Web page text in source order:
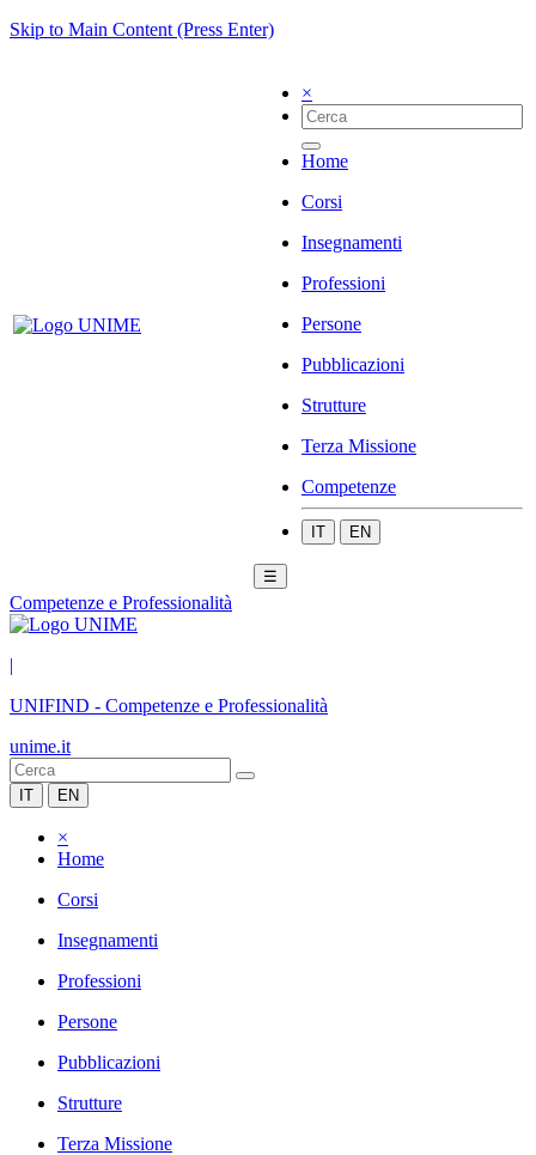
Skip to Main Content (Press Enter)
×
Home
Corsi
Insegnamenti
Professioni
Persone
Pubblicazioni
Strutture
Terza Missione
Competenze
IT EN
☰
Competenze e Professionalità
|
UNIFIND - Competenze e Professionalità
unime.it
IT EN
×
Home
Corsi
Insegnamenti
Professioni
Persone
Pubblicazioni
Strutture
Terza Missione